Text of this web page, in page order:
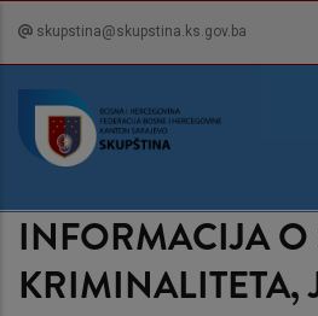
content
skupstina@skupstina.ks.gov.ba
INFORMACIJA O
KRIMINALITETA,